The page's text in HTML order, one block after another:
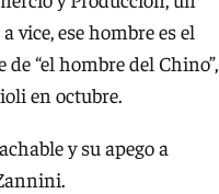
vice, ese hombre es el
“el hombre del Chino”,
en octubre.
y su apego a